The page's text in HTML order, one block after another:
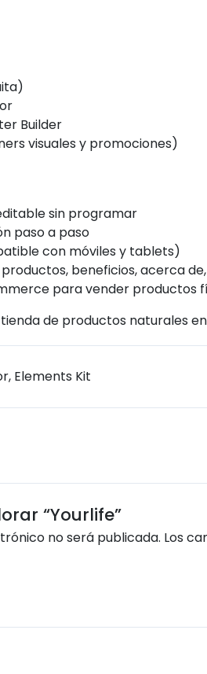
Builder
visuales y promociones)
sin programar
paso a paso
con móviles y tablets)
beneficios, acerca
para vender productos
de productos naturales
Elements Kit
“Yourlife”
no será publicada. Los